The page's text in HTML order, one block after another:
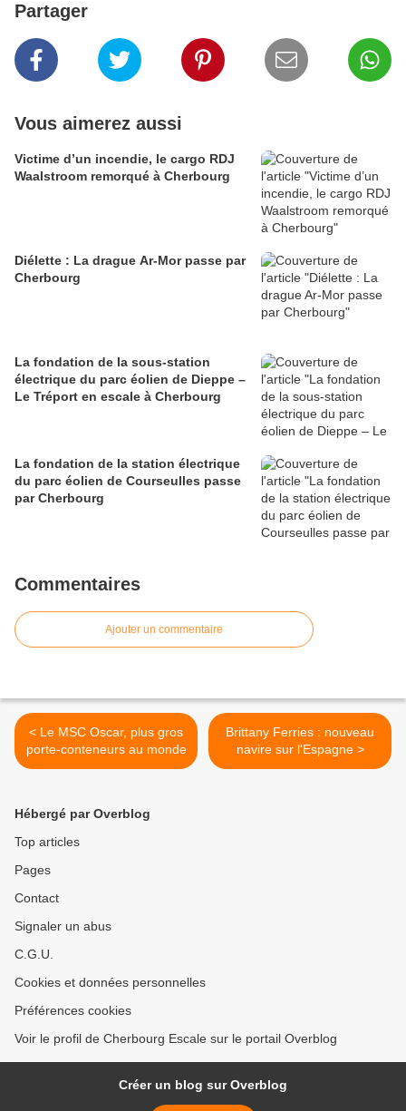
Partager
Vous aimerez aussi
Victime d’un incendie, le cargo RDJ
Waalstroom remorqué à Cherbourg
Diélette : La drague Ar-Mor passe par
Cherbourg
La fondation de la sous-station
électrique du parc éolien de Dieppe –
Le Tréport en escale à Cherbourg
La fondation de la station électrique
du parc éolien de Courseulles passe
par Cherbourg
Commentaires
Ajouter un commentaire
< Le MSC Oscar, plus gros
porte-conteneurs au monde
Brittany Ferries : nouveau
navire sur l'Espagne >
Hébergé par Overblog
Top articles
Pages
Contact
Signaler un abus
C.G.U.
Cookies et données personnelles
Préférences cookies
Voir le profil de Cherbourg Escale sur le portail Overblog
Créer un blog sur Overblog